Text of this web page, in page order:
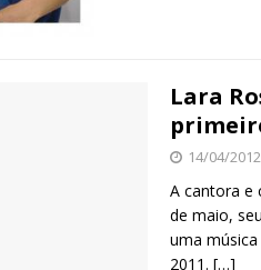
o
o
k p
Lara
14/04/2012
A cantora e
de maio,
uma
2011. […]